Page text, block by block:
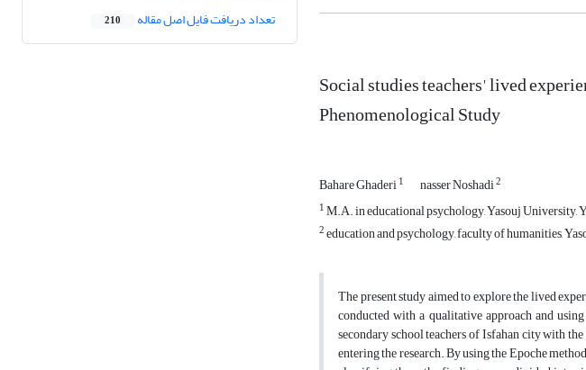
Social studies teachers' lived
Phenomenological Study
Bahare Ghaderi1 nasser Noshadi2
1M.A. in educational psychology, Yasouj University,
2education and psychology, faculty of humanities,
The present study aimed to explore the lived
conducted with a qualitative approach and
secondary school teachers of Isfahan city with
entering the research. By using the Epoche
تعداد دریافت فایل اصل مقاله 210